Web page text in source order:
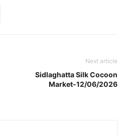
Next article
Sidlaghatta Silk Cocoon
Market-12/06/2026